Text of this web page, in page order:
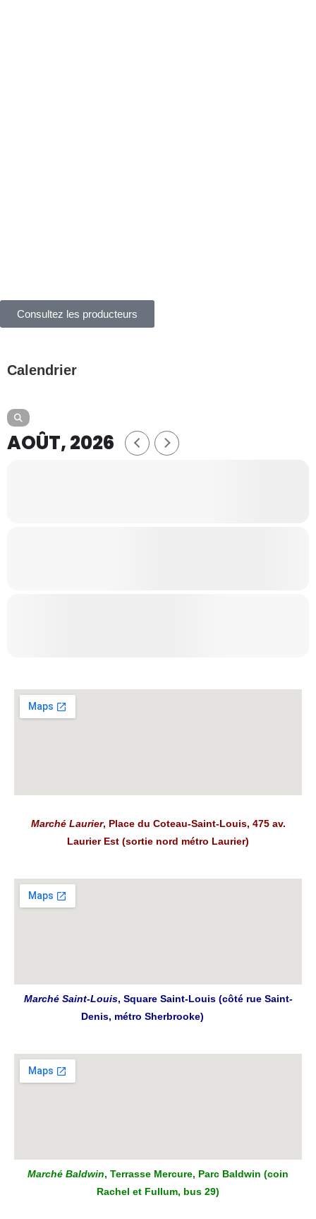
Consultez les producteurs
Calendrier
AOÛT, 2026
Marché Laurier, Place du Coteau-Saint-Louis, 475 av.
Laurier Est (sortie nord métro Laurier)
Marché Saint-Louis, Square Saint-Louis (côté rue Saint-
Denis, métro Sherbrooke)
Marché Baldwin, Terrasse Mercure, Parc Baldwin (coin
Rachel et Fullum, bus 29)